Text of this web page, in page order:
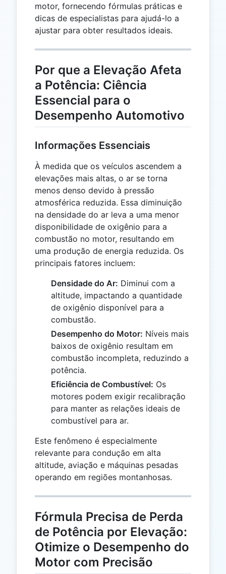
motor, fornecendo fórmulas práticas e
dicas de especialistas para ajudá-lo a
ajustar para obter resultados ideais.
Por que a Elevação Afeta
a Potência: Ciência
Essencial para o
Desempenho Automotivo
Informações Essenciais
À medida que os veículos ascendem a
elevações mais altas, o ar se torna
menos denso devido à pressão
atmosférica reduzida. Essa diminuição
na densidade do ar leva a uma menor
disponibilidade de oxigênio para a
combustão no motor, resultando em
uma produção de energia reduzida. Os
principais fatores incluem:
Densidade do Ar: Diminui com a
altitude, impactando a quantidade
de oxigênio disponível para a
combustão.
Desempenho do Motor: Níveis mais
baixos de oxigênio resultam em
combustão incompleta, reduzindo a
potência.
Eficiência de Combustível: Os
motores podem exigir recalibração
para manter as relações ideais de
combustível para ar.
Este fenômeno é especialmente
relevante para condução em alta
altitude, aviação e máquinas pesadas
operando em regiões montanhosas.
Fórmula Precisa de Perda
de Potência por Elevação:
Otimize o Desempenho do
Motor com Precisão